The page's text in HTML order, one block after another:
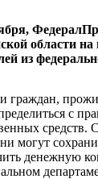
области
из
граждан,
с
средств.
могут
денежную